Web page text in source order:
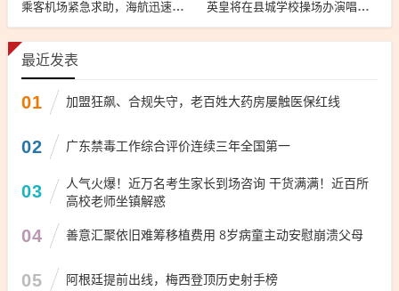
乘客机场紧急求助，海航迅速回应，现场情况揭秘 英皇将在县城学校操场办演唱会，英皇县城演唱会
最近发表
01 加盟狂飙、合规失守，老百姓大药房屡触医保红线
02 广东禁毒工作综合评价连续三年全国第一
03
人气火爆！近万名考生家长到场咨询 干货满满！近百所
高校老师坐镇解惑
04 善意汇聚依旧难筹移植费用 8岁病童主动安慰崩溃父母
05 阿根廷提前出线，梅西登顶历史射手榜